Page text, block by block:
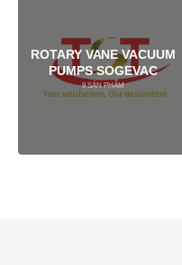
ROTARY VANE VACUUM
PUMPS SOGEVAC
9SẢN PHẨM